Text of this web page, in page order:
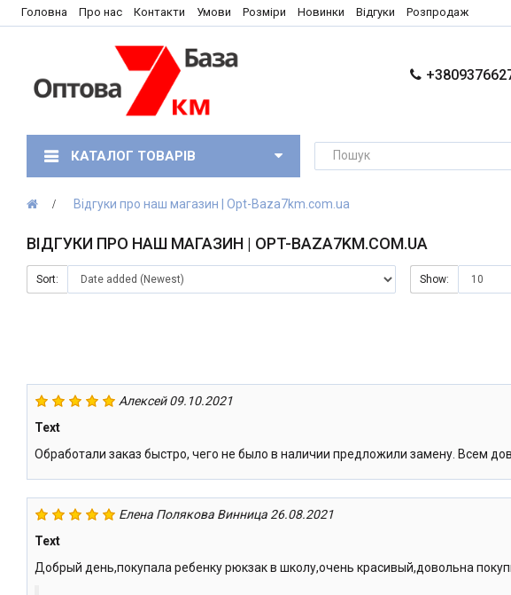
Головна Про нас Контакти Умови Розміри Новинки Відгуки Розпродаж
КАТАЛОГ ТОВАРІВ
Відгуки про наш магазин | Opt-Baza7km.com.ua
ВІДГУКИ ПРО НАШ МАГАЗИН | OPT-BAZA7KM.COM.UA
Sort: Show:
Алексей 09.10.2021
Text
Обработали заказ быстро, чего не было в наличии предложили замену. Всем
Елена Полякова Винница 26.08.2021
Text
Добрый день,покупала ребенку рюкзак в школу,очень красивый,довольна